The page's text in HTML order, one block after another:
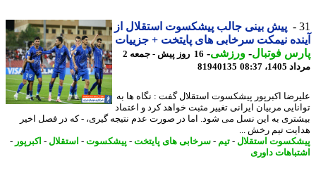
پیش بینی جالب پیشکسوت استقلال از
نیمکت سرخابی های پایتخت + جزییات
فوتبال-ورزشی-
16 روز پیش - جمعه 2
08:37
81940135
اکبرپور پیشکسوت استقلال گفت : نگاه ها به
مربیان ایرانی تغییر مثبت خواهد کرد و اعتماد
به این نسل می شود. اما در صورت عدم نتیجه گیری، - که در فصل اخیر
تیم رخش ...
استقلال-تیم -سرخابی های پایتخت-پیشکسوت-استقلال-اکبرپور-
داوری